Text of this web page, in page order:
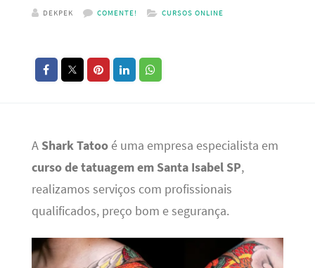
DEKPEK COMENTE! CURSOS ONLINE
A Shark Tatooé uma empresa especialista em
curso de tatuagem em Santa Isabel SP,
realizamos serviços com profissionais
qualificados, preço bom e segurança.